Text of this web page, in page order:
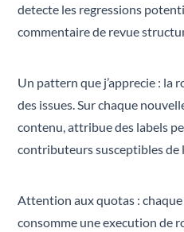
detecte les regressions
commentaire de revue
Un pattern que j’apprecie :
des issues. Sur chaque
contenu, attribue des labels
contributeurs susceptibles de
Attention aux quotas :
consomme une execution de